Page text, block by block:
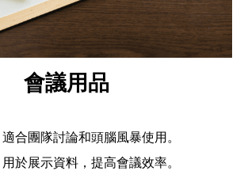
會議用品
適合團隊討論和頭腦風暴使用。
用於展示資料，提高會議效率。